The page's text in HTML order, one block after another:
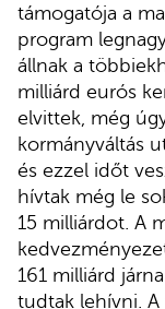
támogatója a
program
állnak a
milliárd eurós
elvittek, még
kormányváltás
és ezzel időt
hívtak még le
15 milliárdot. A
161 milliárd
tudtak lehívni.